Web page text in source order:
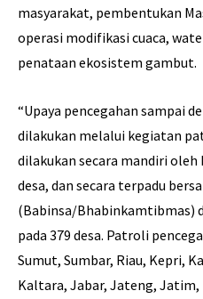
masyarakat, pembentukan
operasi modifikasi cuaca,
penataan ekosistem gambut.
“Upaya pencegahan sampai
dilakukan melalui kegiatan
dilakukan secara mandiri oleh
desa, dan secara terpadu
(Babinsa/Bhabinkamtibmas)
pada 379 desa. Patroli
Sumut, Sumbar, Riau, Kepri,
Kaltara, Jabar, Jateng,